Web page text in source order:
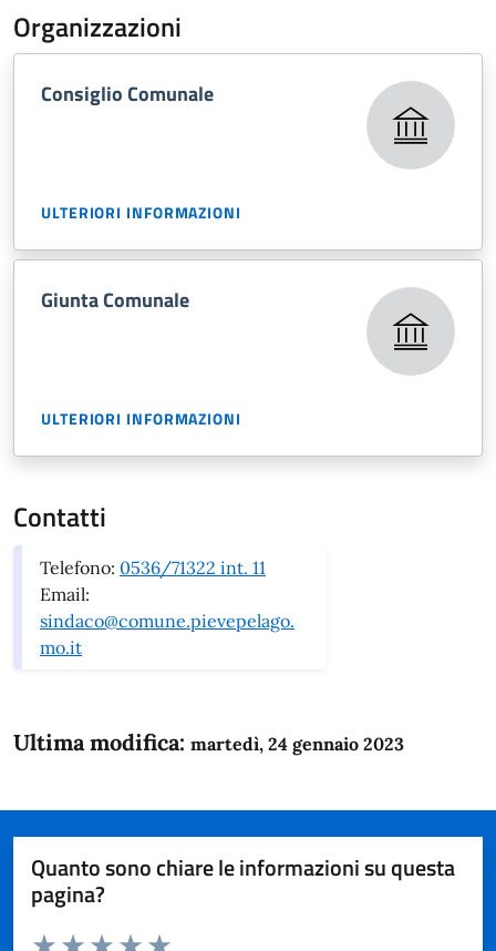
Organizzazioni
Consiglio Comunale
ULTERIORI INFORMAZIONI
Giunta Comunale
ULTERIORI INFORMAZIONI
Contatti
Telefono: 0536/71322 int. 11
Email:
sindaco@comune.pievepelago.
mo.it
Ultima modifica: martedì, 24 gennaio 2023
Quanto sono chiare le informazioni su questa
pagina?
Domanda
Valuta da 1 a 5 stelle la pagina